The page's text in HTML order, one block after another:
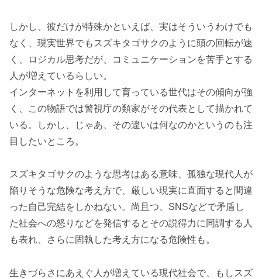
しかし、彼だけが特殊かといえば、実はそういうわけでも
なく、現実世界でもスズキタゴサクのように頭の回転が速
く、ロジカル思考だが、コミュニケーションを苦手とする
人が増えているらしい。
インターネットを利用して育っている世代はその傾向が強
く、この物語では警視庁の類家がその代表として描かれて
いる。しかし、じゃあ、その違いは何なのかというのも注
目したいところ。
スズキタゴサクのような思考はある意味、孤独な現代人が
陥りそうな危険な考え方で、厳しい現実に直面すると間違
った自己完結をしかねない。尚且つ、SNSなどで矛盾し
た社会への怒りなどを発信するとその説得力に同調する人
も表れ、さらに固執した考え方になる危険性も。
生きづらさにあえぐ人が増えている現代社会で、もしスズ